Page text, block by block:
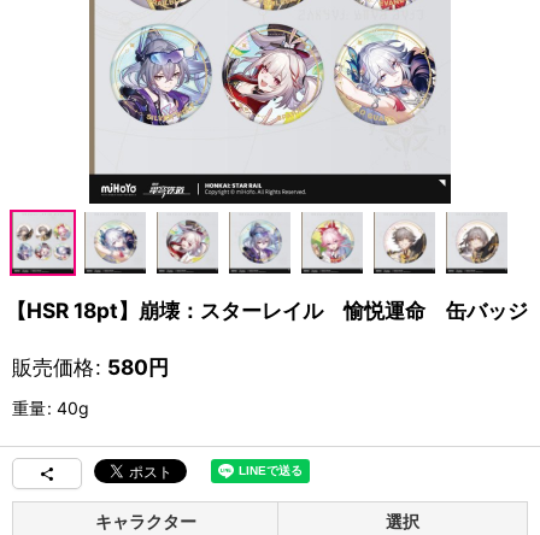
【HSR 18pt】崩壊：スターレイル 愉悦運命 缶バッジ
販売価格: 580円
重量: 40g
キャラクター 選択